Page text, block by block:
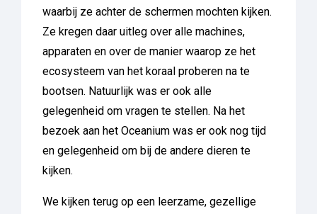
waarbij ze achter de schermen mochten kijken.
Ze kregen daar uitleg over alle machines,
apparaten en over de manier waarop ze het
ecosysteem van het koraal proberen na te
bootsen. Natuurlijk was er ook alle
gelegenheid om vragen te stellen. Na het
bezoek aan het Oceanium was er ook nog tijd
en gelegenheid om bij de andere dieren te
kijken.
We kijken terug op een leerzame, gezellige